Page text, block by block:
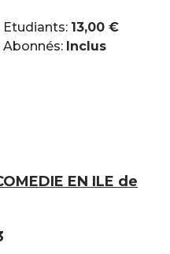
Etudiants: 13,00 €
Abonnés: Inclus
EN ILE de